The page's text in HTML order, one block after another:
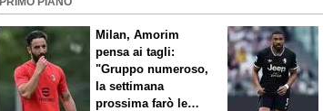
Milan, Amorim
pensa ai tagli:
"Gruppo numeroso,
la settimana
prossima farò le